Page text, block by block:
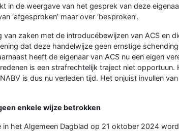
in de weergave van het gesprek van deze
‘afgesproken’ maar over ‘besproken’.
van zaken met de introducébewijzen van ACS en
dat deze handelwijze geen ernstige
heeft de eigenaar van ACS nu een eigen
is een strafrechtelijk traject niet
is dus nu verleden tijd. Het onjuist invullen
enkele wijze betrokken
in het Algemeen Dagblad op 21 oktober 2024